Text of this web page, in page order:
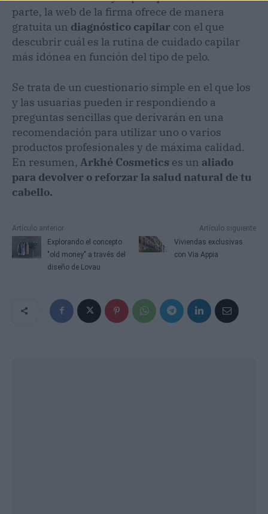
parte, la web de la firma ofrece de manera
gratuita un diagnóstico capilar con el que
descubrir cuál es la rutina de cuidado capilar
más idónea en función del tipo de pelo.
Se trata de un cuestionario simple en el que los
y las usuarias pueden ir respondiendo a
preguntas sencillas que derivarán en una
recomendación para utilizar uno o varios
productos profesionales y de máxima calidad.
En resumen, Arkhé Cosmetics es un aliado
para devolver o reforzar la salud natural de tu
cabello.
Artículo anterior
Explorando el concepto
"old money" a través del
diseño de Lovau
Artículo siguiente
Viviendas exclusivas
con Via Appia